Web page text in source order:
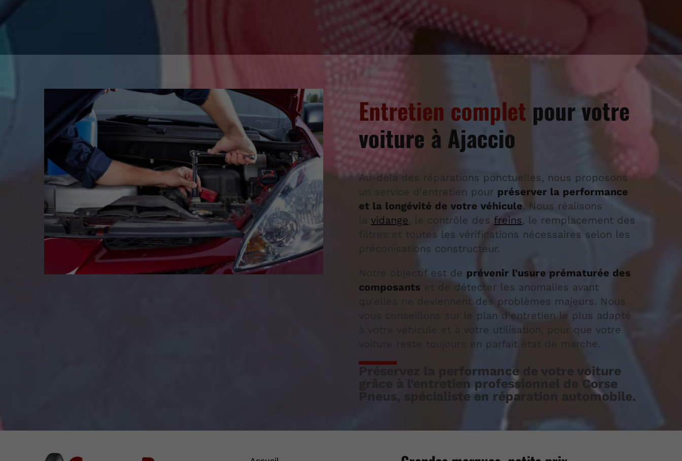
Entretien complet pour votre
voiture à Ajaccio
Au-delà des réparations ponctuelles, nous proposons
un service d'entretien pour préserver la performance
et la longévité de votre véhicule. Nous réalisons
lavidange , le contrôle desfreins, le remplacement des
filtres et toutes les vérifications nécessaires selon les
préconisations constructeur.
Notre objectif est de prévenir l'usure prématurée des
composants et de détecter les anomalies avant
qu'elles ne deviennent des problèmes majeurs. Nous
vous conseillons sur le plan d'entretien le plus adapté
à votre véhicule et à votre utilisation, pour que votre
voiture reste toujours en parfait état de marche.
Préservez la performance de votre voiture
grâce à l'entretien professionnel de Corse
Pneus, spécialiste en réparation automobile.